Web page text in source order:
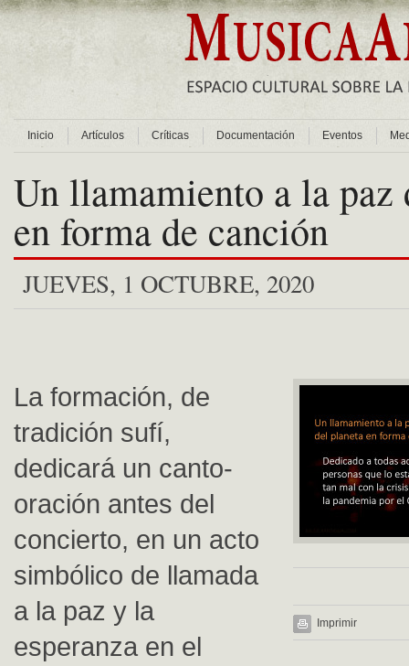
Inicio Artículos Críticas Documentación Eventos
Un llamamiento a la paz
en forma de canción
JUEVES, 1 OCTUBRE, 2020
Imprimir
La formación, de
tradición sufí,
dedicará un canto-
oración antes del
concierto, en un acto
simbólico de llamada
a la paz y la
esperanza en el